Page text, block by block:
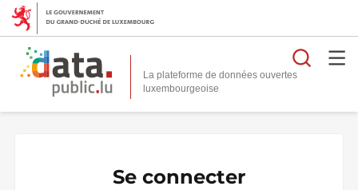
La plateforme de données ouvertes
Se connecter